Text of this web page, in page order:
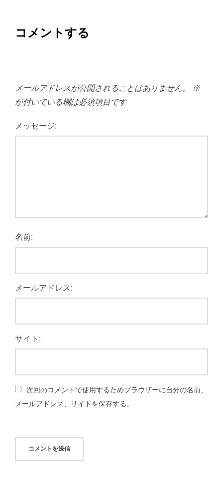
コメントする
メールアドレスが公開されることはありません。
※
が付いている欄は必須項目です
メッセージ:
名前:
メールアドレス:
サイト:
次回のコメントで使用するためブラウザーに自分の名前、
メールアドレス、サイトを保存する。